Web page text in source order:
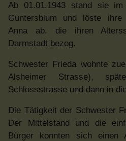
Ab 01.01.1943 stand sie
Guntersblum und löste ihre
Anna ab, die ihren
Darmstadt bezog.
Schwester Frieda wohnte
Alsheimer Strasse),
Schlossstrasse und dann in
Die Tätigkeit der Schwester
Der Mittelstand und die
Bürger konnten sich einen